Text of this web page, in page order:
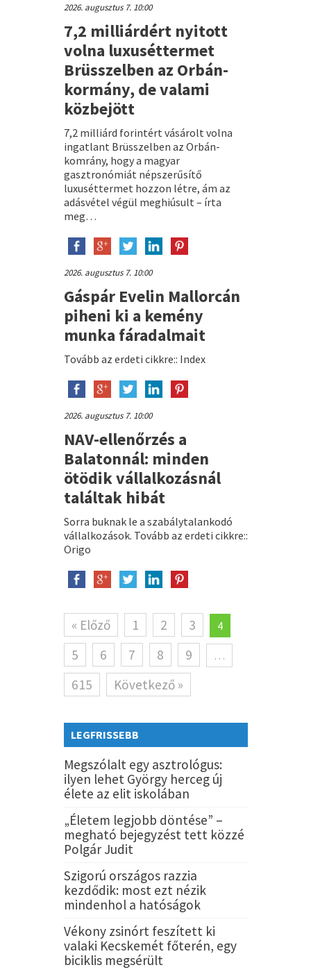
2026. augusztus 7. 10:00
7,2 milliárdért nyitott
volna luxuséttermet
Brüsszelben az Orbán-
kormány, de valami
közbejött
7,2 milliárd forintért vásárolt volna
ingatlant Brüsszelben az Orbán-
komrány, hogy a magyar
gasztronómiát népszerűsítő
luxuséttermet hozzon létre, ám az
adásvétel végül meghiúsult – írta
meg…
2026. augusztus 7. 10:00
Gáspár Evelin Mallorcán
piheni ki a kemény
munka fáradalmait
Tovább az erdeti cikkre:: Index
2026. augusztus 7. 10:00
NAV-ellenőrzés a
Balatonnál: minden
ötödik vállalkozásnál
találtak hibát
Sorra buknak le a szabálytalankodó
vállalkozások. Tovább az erdeti cikkre::
Origo
« Előző 1 2 3 4
5 6 7 8 9 …
615 Következő »
LEGFRISSEBB
Megszólalt egy asztrológus:
ilyen lehet György herceg új
élete az elit iskolában
„Életem legjobb döntése” –
megható bejegyzést tett közzé
Polgár Judit
Szigorú országos razzia
kezdődik: most ezt nézik
mindenhol a hatóságok
Vékony zsinórt feszített ki
valaki Kecskemét főterén, egy
biciklis megsérült